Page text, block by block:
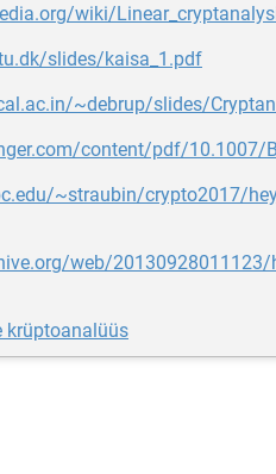
wiki/
slides/kaisa_1.pdf
~debrup/slides/
content/pdf/10.1007/
~straubin/crypto2017/
web/
krüptoanalüüs